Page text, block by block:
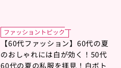
ファッショントピック
【60代ファッション】60代の夏
のおしゃれには白が効く！50代
60代の夏の私服を拝見！白ボト